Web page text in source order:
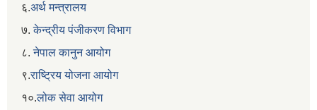
६.अर्थ मन्त्रालय
७.केन्द्रीय पंजीकरण विभाग
८.नेपाल कानुन आयोग
९.राष्ट्रिय योजना आयोग
१०.लोक सेवा आयोग